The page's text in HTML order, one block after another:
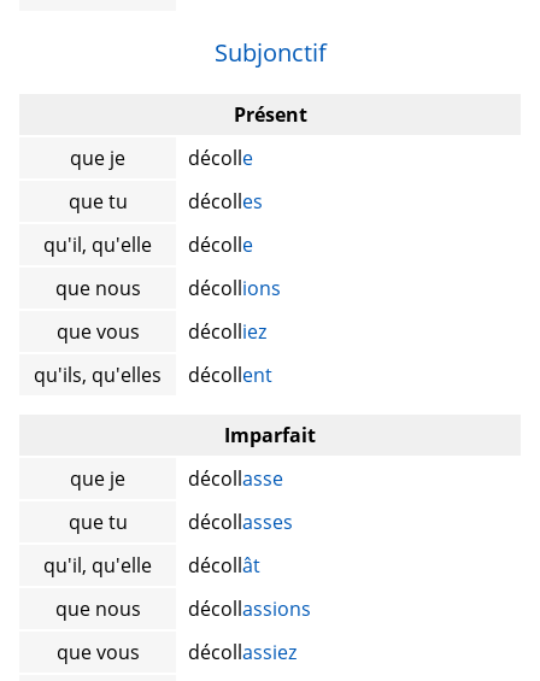
Subjonctif
Présent
que je
décolle
que tu
décolles
qu'il, qu'elle
décolle
que nous
décollions
que vous
décolliez
qu'ils, qu'elles
décollent
Imparfait
que je
décollasse
que tu
décollasses
qu'il, qu'elle
décollât
que nous
décollassions
que vous
décollassiez